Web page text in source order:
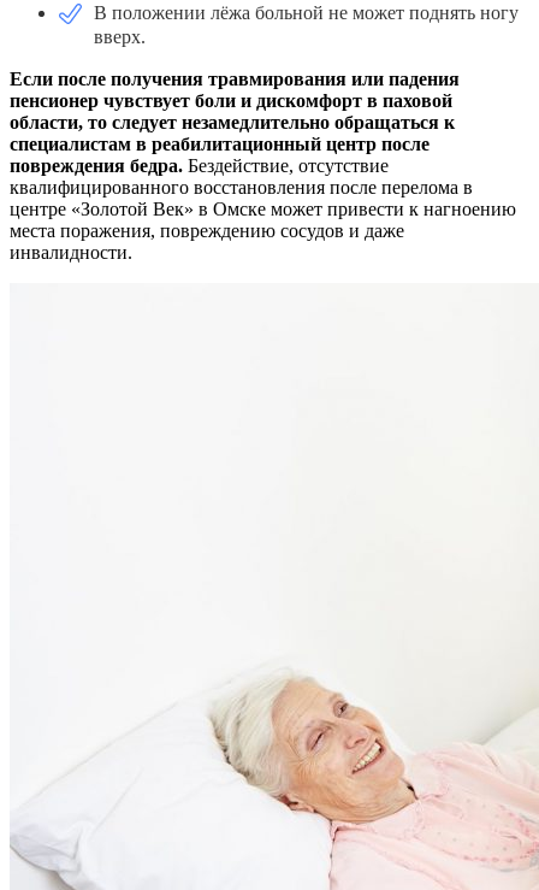
В положении лёжа больной не может поднять ногу
вверх.
Если после получения травмирования или падения
пенсионер чувствует боли и дискомфорт в паховой
области, то следует незамедлительно обращаться к
специалистам в реабилитационный центр после
повреждения бедра. Бездействие, отсутствие
квалифицированного восстановления после перелома в
центре «Золотой Век» в Омске может привести к нагноению
места поражения, повреждению сосудов и даже
инвалидности.